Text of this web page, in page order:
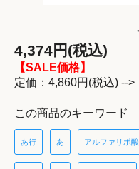
4,374円(税込)
【SALE価格】
定価：4,860円(税込) -->
この商品のキーワード
あ行 あ アルファリポ酸